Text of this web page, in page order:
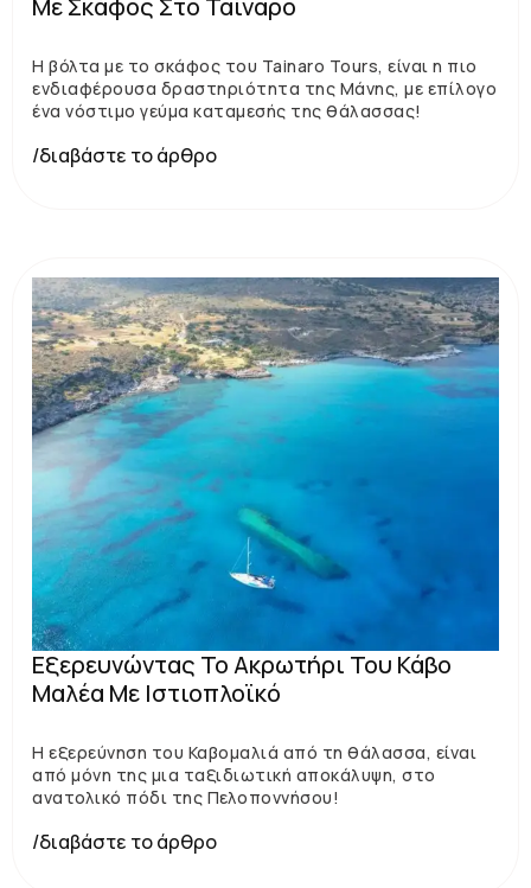
Με Σκάφος Στο Ταίναρο
Η βόλτα με το σκάφος του Tainaro Tours, είναι η πιο
ενδιαφέρουσα δραστηριότητα της Μάνης, με επίλογο
ένα νόστιμο γεύμα καταμεσής της θάλασσας!
/διαβάστε το άρθρο
Εξερευνώντας Το Ακρωτήρι Του Κάβο
Μαλέα Με Ιστιοπλοϊκό
Η εξερεύνηση του Καβομαλιά από τη θάλασσα, είναι
από μόνη της μια ταξιδιωτική αποκάλυψη, στο
ανατολικό πόδι της Πελοποννήσου!
/διαβάστε το άρθρο